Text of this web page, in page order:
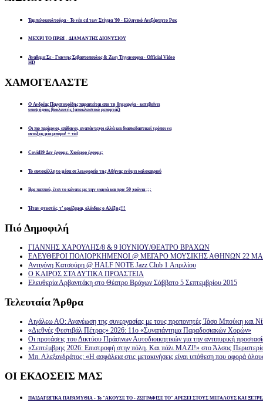
Ταμπελοκουλτούρα - Το νέο cd των Στίγμα '90 - Ελληνικό Ανεξάρτητο Ροκ
ΜΕΧΡΙ ΤΟ ΠΡΩΙ - ΔΙΑΜΑΝΤΗΣ ΔΙΟΝΥΣΙΟΥ
Αναθεμα Σε - Γιαννης Σεβαστοπουλος & Ζωη Τηγανουρια - Official Video
HD
ΧΑΜΟΓΕΛΑΣΤΕ
Ο Ανδρέας Παχατουρίδης παραιτείται απο τη δημαρχία - κατεβαίνει
υποψήφιος βουλευτής (αποκλειστικό ρεπορτάζ)
Οι πιο περίεργοι, απίθανοι, αναπάντεχοι αλλά και διασκεδαστικοί τρόποι να
ανοίξεις μία μπύρα! + vid
Covid19 Δεν έχουμε. Χιούμορ έχουμε;
Το αυτοκόλλητο μέσα σε λεωφορείο της Αθήνας ενόψει καλοκαιριού
Βρε παππού, έτσι το κάνατε με την γιαγιά και πριν 50 χρόνια ;;;
Ήταν φτυστός, τ’ ορκίζομαι, ολόιδιος ο Αλέξης!!!
Πιό Δημοφιλή
ΓΙΑΝΝΗΣ ΧΑΡΟΥΛΗΣ/8 & 9 ΙΟΥΝΙΟΥ/ΘΕΑΤΡΟ ΒΡΑΧΩΝ
ΕΛΕΥΘΕΡΟΙ ΠΟΛΙΟΡΚΗΜΕΝΟΙ @ ΜΕΓΑΡΟ ΜΟΥΣΙΚΗΣ ΑΘΗΝΩΝ 22
Αντιγόνη Κατσούρη @ HALF NOTE Jazz Club 1 Απριλίου
Ο ΚΑΙΡΟΣ ΣΤΑ ΔΥΤΙΚΑ ΠΡΟΑΣΤΕΙΑ
Ελευθερία Αρβανιτάκη στο Θέατρο Βράχων Σάββατο 5 Σεπτεμβρίου 2015
Τελευταία Άρθρα
Αιγάλεω ΑΟ: Ανανέωση της συνεργασίας με τους προπονητές Τάσο Μπούκη και
«Διεθνές Φεστιβάλ Πέτρας» 2026: 11ο «Συναπάντημα Παραδοσιακών Χορών»
Οι προτάσεις του Δικτύου Πράσινων Αυτοδιοικητικών για την αντιπυρική
«Σεπτέμβρης 2026: Επιστροφή στην πόλη. Και πάλι ΜΑΖΙ!» στο Άλσος
Μπ. Αλεξανδράτος: «Η ασφάλεια στις μετακινήσεις είναι υπόθεση που αφορά
ΟΙ ΕΚΔΟΣΕΙΣ ΜΑΣ
ΠΑΙΔΑΓΩΓΙΚΑ ΠΑΡΑΜΥΘΙΑ - Το "ΑΚΟΥΣΕ ΤΟ - ΖΩΓΡΑΦΙΣΕ ΤΟ" ΑΡΕΣΕΙ ΣΤΟΥΣ ΜΕΓΑΛΟΥΣ ΚΑΙ